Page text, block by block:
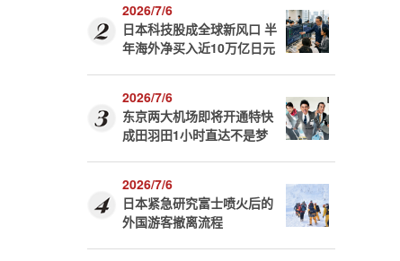
2026/7/6
日本科技股成全球新风口 半
年海外净买入近10万亿日元
2026/7/6
东京两大机场即将开通特快
成田羽田1小时直达不是梦
2026/7/6
日本紧急研究富士喷火后的
外国游客撤离流程